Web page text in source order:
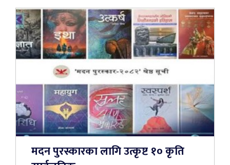
मदन पुरस्कारका लागि उत्कृष्ट १० कृति